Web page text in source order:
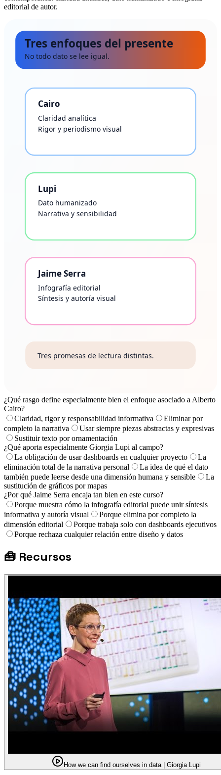
editorial de autor.
¿Qué rasgo define especialmente bien el enfoque asociado a Alberto
Cairo?
Claridad, rigor y responsabilidad informativa
Eliminar por
completo la narrativa
Usar siempre piezas abstractas y expresivas
Sustituir texto por ornamentación
¿Qué aporta especialmente Giorgia Lupi al campo?
La obligación de usar dashboards en cualquier proyecto
La
eliminación total de la narrativa personal
La idea de qué el dato
también puede leerse desde una dimensión humana y sensible
La
sustitución de gráficos por mapas
¿Por qué Jaime Serra encaja tan bien en este curso?
Porque muestra cómo la infografía editorial puede unir síntesis
informativa y autoría visual
Porque elimina por completo la
dimensión editorial
Porque trabaja solo con dashboards ejecutivos
Porque rechaza cualquier relación entre diseño y datos
🧰 Recursos
How we can find ourselves in data | Giorgia Lupi